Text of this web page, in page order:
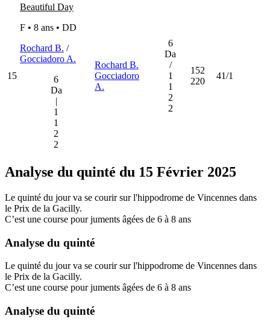
15
Beautiful Day
F • 8 ans • DD
Rochard B. /
Gocciadoro A.
6
Da
|
1
1
2
2
Rochard B.
Gocciadoro
A.
6
Da
/
1
1
2
2
152
220
41/1
Analyse du quinté du 15 Février 2025
Le quinté du jour va se courir sur l'hippodrome de Vincennes dans
le Prix de la Gacilly.
C’est une course pour juments âgées de 6 à 8 ans
Analyse du quinté
Le quinté du jour va se courir sur l'hippodrome de Vincennes dans
le Prix de la Gacilly.
C’est une course pour juments âgées de 6 à 8 ans
Analyse du quinté